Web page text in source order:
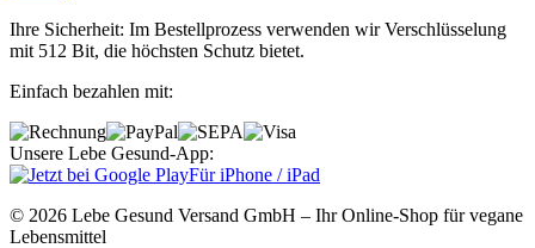
Ihre Sicherheit: Im Bestellprozess verwenden wir Verschlüsselung
mit 512 Bit, die höchsten Schutz bietet.
Einfach bezahlen mit:
Unsere Lebe Gesund-App:
Für iPhone / iPad
© 2026 Lebe Gesund Versand GmbH – Ihr Online‐Shop für vegane
Lebensmittel